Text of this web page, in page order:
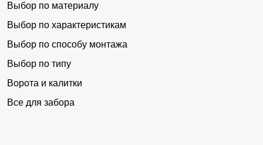
Выбор по материалу
Выбор по характеристикам
Выбор по способу монтажа
Выбор по типу
Ворота и калитки
Все для забора